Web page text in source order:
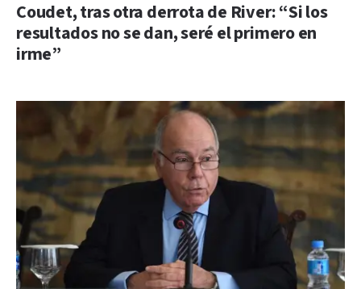
Coudet, tras otra derrota de River: “Si los
resultados no se dan, seré el primero en
irme”